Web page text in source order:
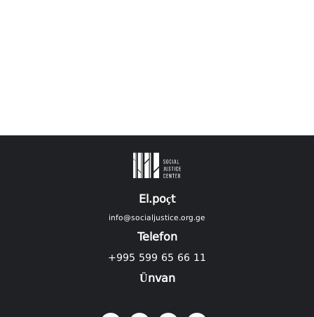
El.poçt
info@socialjustice.org.ge
Telefon
+995 599 65 66 11
Ünvan